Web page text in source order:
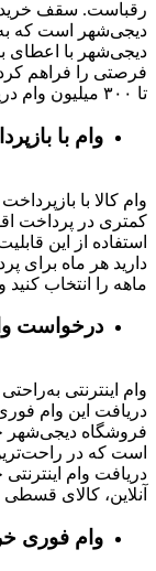
دیجی‌شهر است که
دیجی‌شهر با اعطای
فرصتی را فراهم
تا ۳۰۰ میلیون وام دریافت کنید و خرید اعتباری خود را انجام دهید.
وام با بازپرداخت
کمتری در پرداخت
استفاده از این
ماهه را انتخاب
درخواست
وام اینترنتی
دریافت این وام فوری
فروشگاه دیجی‌شهر
است که در
دریافت وام
آنلاین، کالای
وام فوری